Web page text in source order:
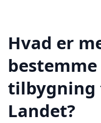
Hvad er
tilbygning
Landet?